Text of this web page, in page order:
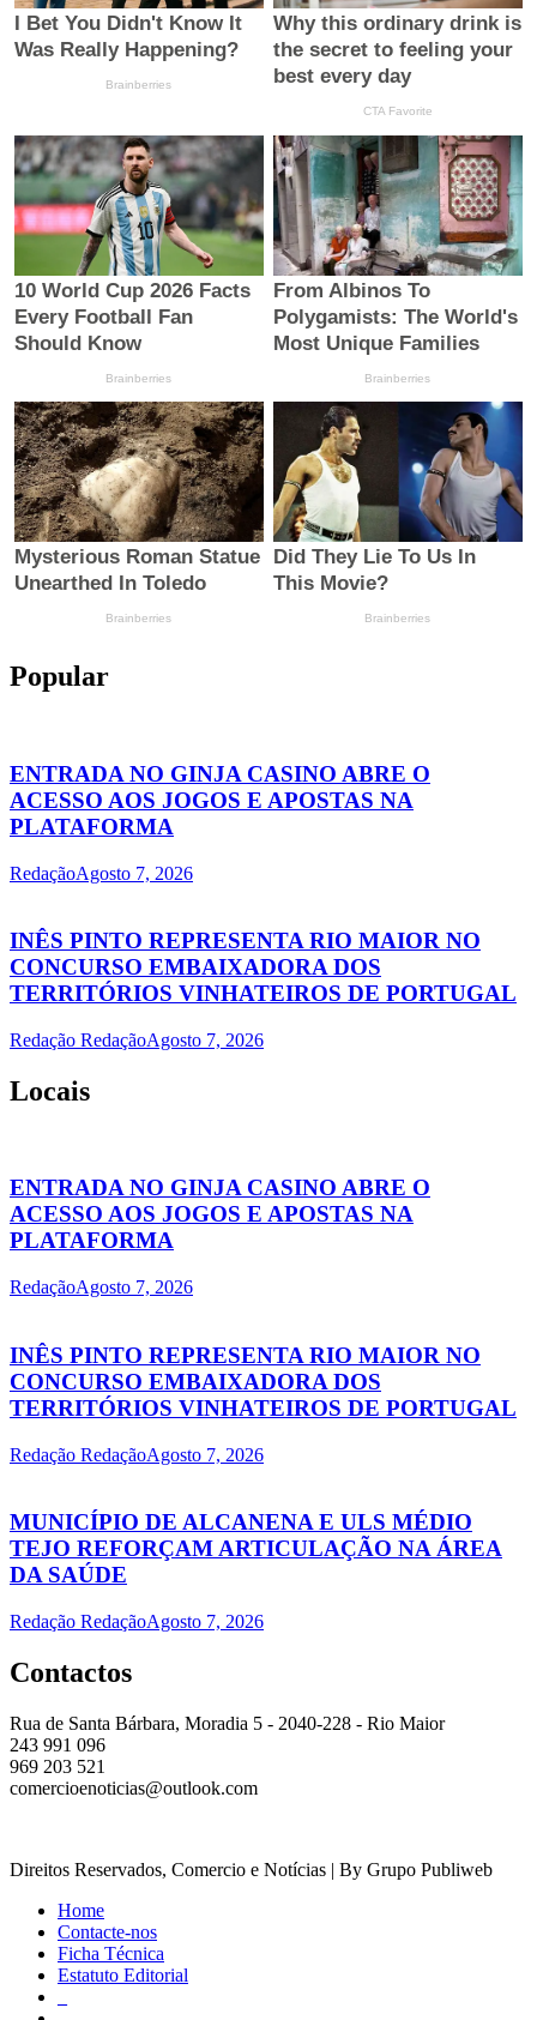
Popular
ENTRADA NO GINJA CASINO ABRE O
ACESSO AOS JOGOS E APOSTAS NA
PLATAFORMA
RedaçãoAgosto 7, 2026
INÊS PINTO REPRESENTA RIO MAIOR NO
CONCURSO EMBAIXADORA DOS
TERRITÓRIOS VINHATEIROS DE PORTUGAL
Redação RedaçãoAgosto 7, 2026
Locais
ENTRADA NO GINJA CASINO ABRE O
ACESSO AOS JOGOS E APOSTAS NA
PLATAFORMA
RedaçãoAgosto 7, 2026
INÊS PINTO REPRESENTA RIO MAIOR NO
CONCURSO EMBAIXADORA DOS
TERRITÓRIOS VINHATEIROS DE PORTUGAL
Redação RedaçãoAgosto 7, 2026
MUNICÍPIO DE ALCANENA E ULS MÉDIO
TEJO REFORÇAM ARTICULAÇÃO NA ÁREA
DA SAÚDE
Redação RedaçãoAgosto 7, 2026
Contactos
Rua de Santa Bárbara, Moradia 5 - 2040-228 - Rio Maior
243 991 096
969 203 521
comercioenoticias@outlook.com
Direitos Reservados, Comercio e Notícias | By Grupo Publiweb
Home
Contacte-nos
Ficha Técnica
Estatuto Editorial